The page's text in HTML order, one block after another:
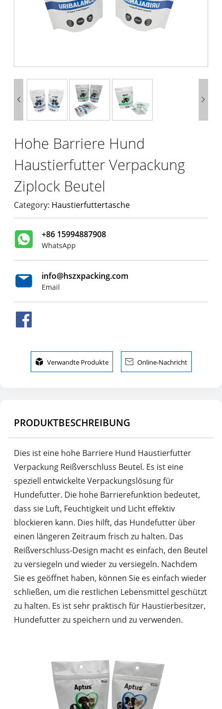
 
Hohe Barriere Hund
Haustierfutter Verpackung
Ziplock Beutel
Category: Haustierfuttertasche
+86 15994887908
WhatsApp
info@hszxpacking.com
Email
 Verwandte Produkte  Online-Nachricht
PRODUKTBESCHREIBUNG
Dies ist eine hohe Barriere Hund Haustierfutter
Verpackung Reißverschluss Beutel. Es ist eine
speziell entwickelte Verpackungslösung für
Hundefutter. Die hohe Barrierefunktion bedeutet,
dass sie Luft, Feuchtigkeit und Licht effektiv
blockieren kann. Dies hilft, das Hundefutter über
einen längeren Zeitraum frisch zu halten. Das
Reißverschluss-Design macht es einfach, den Beutel
zu versiegeln und wieder zu versiegeln. Nachdem
Sie es geöffnet haben, können Sie es einfach wieder
schließen, um die restlichen Lebensmittel geschützt
zu halten. Es ist sehr praktisch für Haustierbesitzer,
Hundefutter zu speichern und zu verwenden.